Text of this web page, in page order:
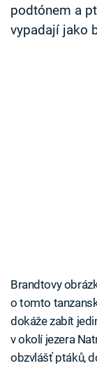
podtónem a
vypadají jako
Brandtovy
o tomto
dokáže zabít
v okolí jezera
obzvlášť ptáků,